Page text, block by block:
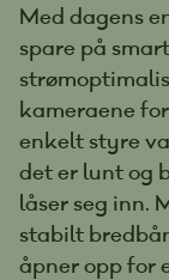
Med dagens
spare på
kameraene
enkelt styre
det er lunt og
låser seg inn.
stabilt
åpner opp for